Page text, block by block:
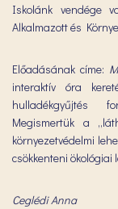
Iskolánk vendége
Alkalmazott és
Előadásának címe:
interaktív óra
hulladékgyűjtés
Megismertük a
környezetvédelmi
csökkenteni ökológiai
Ceglédi Anna